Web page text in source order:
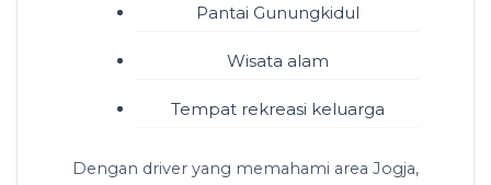
Pantai Gunungkidul
Wisata alam
Tempat rekreasi keluarga
Dengan driver yang memahami area Jogja,